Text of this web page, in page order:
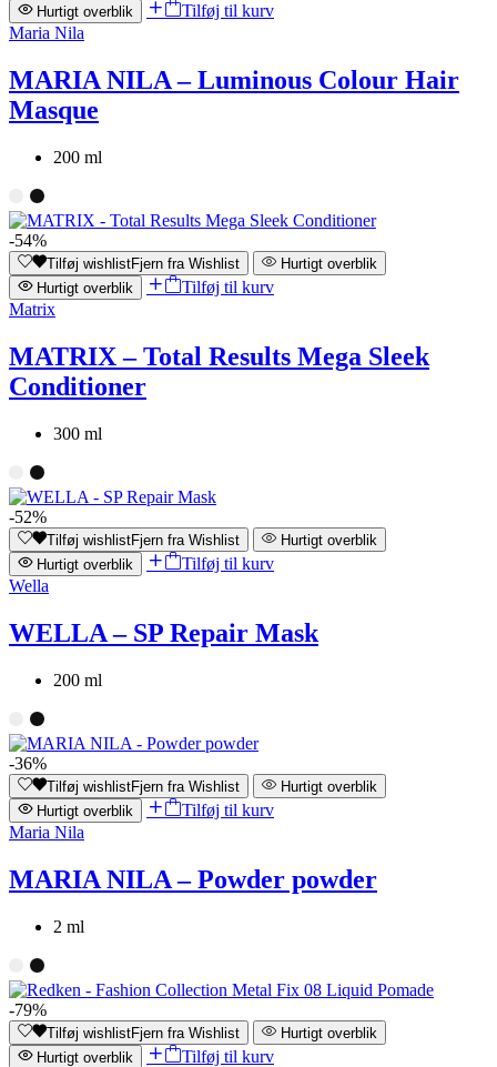
Hurtigt overblik
Tilføj til kurv
Maria Nila
MARIA NILA – Luminous Colour Hair
Masque
200 ml
-54%
Tilføj wishlistFjern fra Wishlist
Hurtigt overblik
Hurtigt overblik
Tilføj til kurv
Matrix
MATRIX – Total Results Mega Sleek
Conditioner
300 ml
-52%
Tilføj wishlistFjern fra Wishlist
Hurtigt overblik
Hurtigt overblik
Tilføj til kurv
Wella
WELLA – SP Repair Mask
200 ml
-36%
Tilføj wishlistFjern fra Wishlist
Hurtigt overblik
Hurtigt overblik
Tilføj til kurv
Maria Nila
MARIA NILA – Powder powder
2 ml
-79%
Tilføj wishlistFjern fra Wishlist
Hurtigt overblik
Hurtigt overblik
Tilføj til kurv